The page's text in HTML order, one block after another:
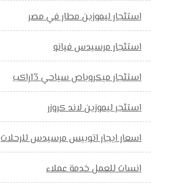
استئجار ليموزين مطار في مصر
استئجار مرسيدس فيانو
استئجار ميكروباص سياحي 13راكب
استئجر ليموزين لاند كروزر
اسعار ايجار اتوبيس مرسيدس للرحلات
انسات للعمل خدمة عملاء